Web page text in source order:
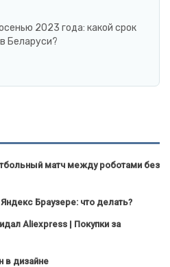
2023 года: какой срок
Беларуси?
матч между роботами без
Браузере: что делать?
Aliexpress | Покупки за
в дизайне